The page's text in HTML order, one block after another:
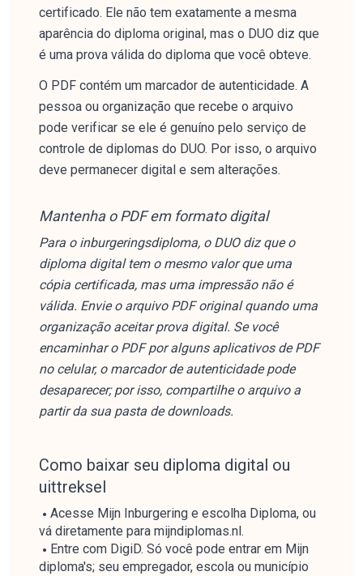
certificado. Ele não tem exatamente a mesma
aparência do diploma original, mas o DUO diz que
é uma prova válida do diploma que você obteve.
O PDF contém um marcador de autenticidade. A
pessoa ou organização que recebe o arquivo
pode verificar se ele é genuíno pelo serviço de
controle de diplomas do DUO. Por isso, o arquivo
deve permanecer digital e sem alterações.
Mantenha o PDF em formato digital
Para o inburgeringsdiploma, o DUO diz que o
diploma digital tem o mesmo valor que uma
cópia certificada, mas uma impressão não é
válida. Envie o arquivo PDF original quando uma
organização aceitar prova digital. Se você
encaminhar o PDF por alguns aplicativos de PDF
no celular, o marcador de autenticidade pode
desaparecer; por isso, compartilhe o arquivo a
partir da sua pasta de downloads.
Como baixar seu diploma digital ou
uittreksel
Acesse Mijn Inburgering e escolha Diploma, ou
vá diretamente para mijndiplomas.nl.
Entre com DigiD. Só você pode entrar em Mijn
diploma's; seu empregador, escola ou município